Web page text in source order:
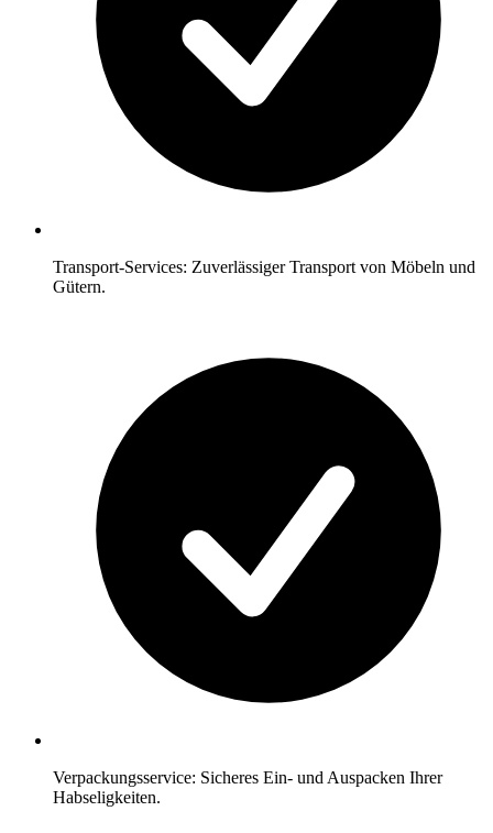
Transport-Services: Zuverlässiger Transport von Möbeln und
Gütern.
Verpackungsservice: Sicheres Ein- und Auspacken Ihrer
Habseligkeiten.